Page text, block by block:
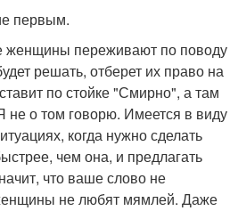
первым.
женщины переживают по поводу
решать, отберет их право на
по стойке "Смирно", а там
не о том говорю. Имеется в виду
когда нужно сделать
чем она, и предлагать
что ваше слово не
не любят мямлей. Даже